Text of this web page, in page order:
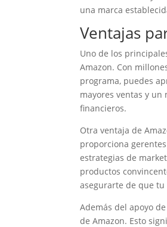
una marca
Ventajas
Uno de los
Amazon. Con
programa, puedes
mayores ventas y
financieros.
Otra ventaja de
proporciona
estrategias de
productos
asegurarte de que
Además del apoyo
de Amazon. Esto